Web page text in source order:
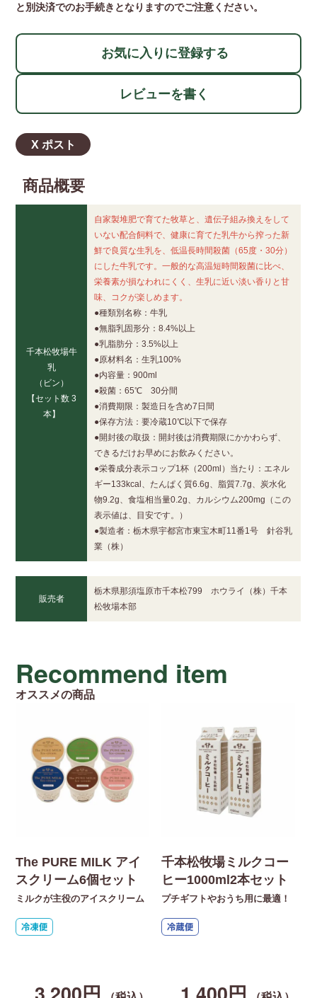
と別決済でのお手続きとなりますのでご注意ください。
お気に入りに登録する
レビューを書く
X ポスト
商品概要
千本松牧場牛
乳
（ビン）
【セット数 3
本】
自家製堆肥で育てた牧草と、遺伝子組み換えをして
いない配合飼料で、健康に育てた乳牛から搾った新
鮮で良質な生乳を、低温長時間殺菌（65度・30分）
にした牛乳です。一般的な高温短時間殺菌に比べ、
栄養素が損なわれにくく、生乳に近い淡い香りと甘
味、コクが楽しめます。
●種類別名称：牛乳
●無脂乳固形分：8.4%以上
●乳脂肪分：3.5%以上
●原材料名：生乳100%
●内容量：900ml
●殺菌：65℃ 30分間
●消費期限：製造日を含め7日間
●保存方法：要冷蔵10℃以下で保存
●開封後の取扱：開封後は消費期限にかかわらず、
できるだけお早めにお飲みください。
●栄養成分表示コップ1杯（200ml）当たり：エネル
ギー133kcal、たんぱく質6.6g、脂質7.7g、炭水化
物9.2g、食塩相当量0.2g、カルシウム200mg（この
表示値は、目安です。）
●製造者：栃木県宇都宮市東宝木町11番1号 針谷乳
業（株）
販売者
栃木県那須塩原市千本松799 ホウライ（株）千本
松牧場本部
Recommend item
オススメの商品
The PURE MILK アイ
スクリーム6個セット
ミルクが主役のアイスクリーム
千本松牧場ミルクコー
ヒー1000ml2本セット
プチギフトやおうち用に最適！